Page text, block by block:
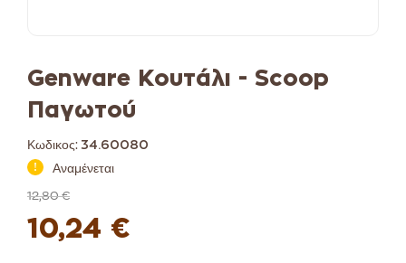
Genware Κουτάλι - Scoop
Παγωτού
Κωδικος: 34.60080
Αναμένεται
12,80 €
10,24 €